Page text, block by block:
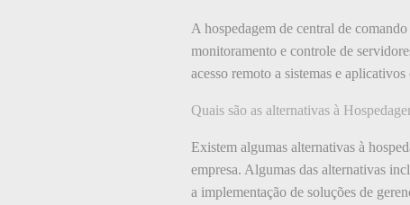
A hospedagem de central de
monitoramento e controle de
acesso remoto a sistemas e
Quais são as alternativas à
Existem algumas alternativas à
empresa. Algumas das alternativas
a implementação de soluções de